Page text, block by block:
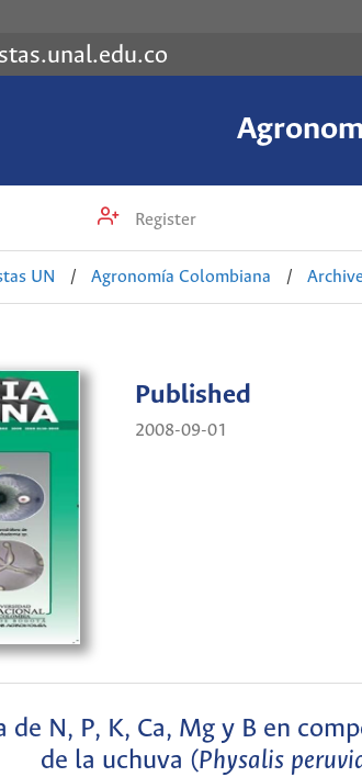
Register
UN / Agronomía Colombiana /
Published
2008-09-01
de N, P, K, Ca, Mg y B en
de la uchuva (Physalis